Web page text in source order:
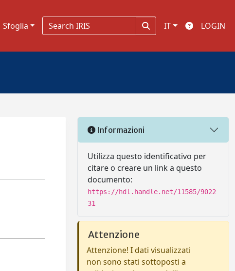
Sfoglia IT LOGIN
Informazioni
Utilizza questo identificativo per
citare o creare un link a questo
documento:
https://hdl.handle.net/11585/9022
31
Attenzione
Attenzione! I dati visualizzati
non sono stati sottoposti a